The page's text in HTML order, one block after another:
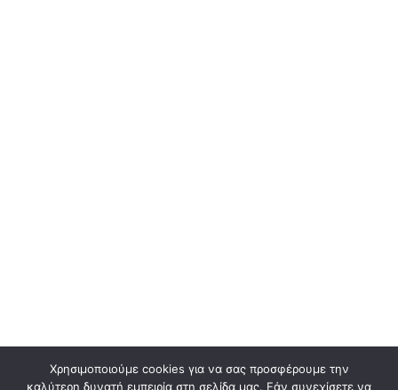
Χρησιμοποιούμε cookies για να σας προσφέρουμε την
καλύτερη δυνατή εμπειρία στη σελίδα μας. Εάν συνεχίσετε να